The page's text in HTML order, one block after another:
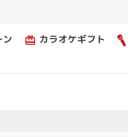
ン card_giftcard カラオケギフト